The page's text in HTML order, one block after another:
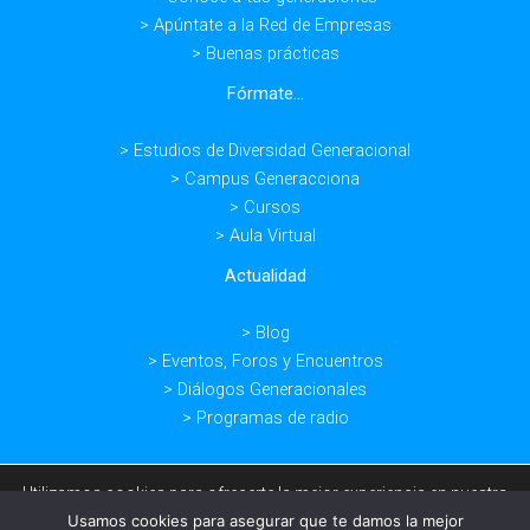
> Apúntate a la Red de Empresas
> Buenas prácticas
Fórmate...
> Estudios de Diversidad Generacional
> Campus Generacciona
> Cursos
> Aula Virtual
Actualidad
> Blog
> Eventos, Foros y Encuentros
> Diálogos Generacionales
> Programas de radio
Utilizamos cookies para ofrecerte la mejor experiencia en nuestra
Usamos cookies para asegurar que te damos la mejor